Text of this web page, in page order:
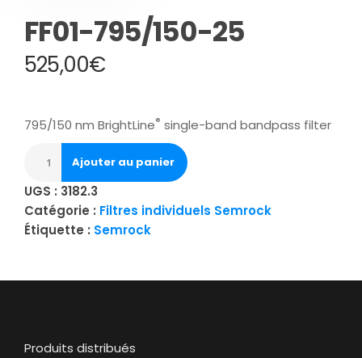
FF01-795/150-25
525,00€
795/150 nm BrightLine® single-band bandpass filter
Ajouter au panier
UGS : 3182.3
Catégorie : Filtres individuels Semrock
Étiquette : Semrock
Produits distribués